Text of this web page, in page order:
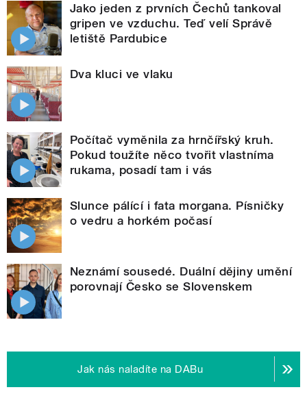
Jako jeden z prvních Čechů tankoval
gripen ve vzduchu. Teď velí Správě
letiště Pardubice
Dva kluci ve vlaku
Počítač vyměnila za hrnčířský kruh.
Pokud toužíte něco tvořit vlastníma
rukama, posadí tam i vás
Slunce pálící i fata morgana. Písničky
o vedru a horkém počasí
Neznámí sousedé. Duální dějiny umění
porovnají Česko se Slovenskem
Jak nás naladíte na DABu